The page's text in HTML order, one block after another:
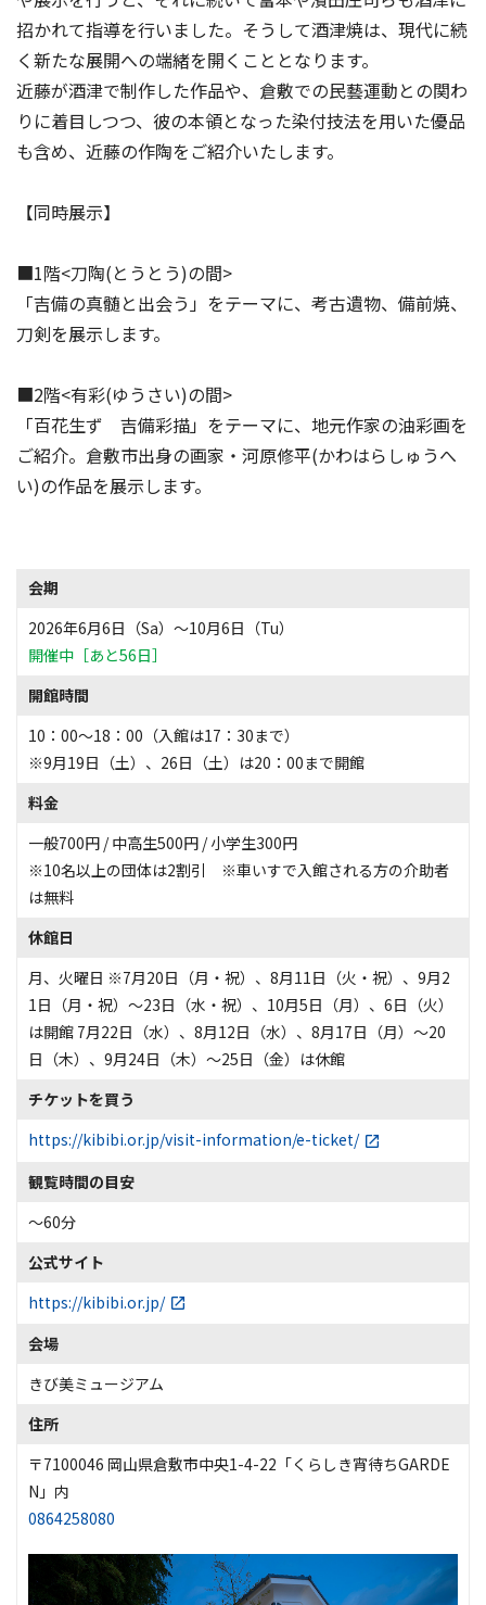
招かれて指導を行いました。そうして酒津焼は、現代に続
く新たな展開への端緒を開くこととなります。
近藤が酒津で制作した作品や、倉敷での民藝運動との関わ
りに着目しつつ、彼の本領となった染付技法を用いた優品
も含め、近藤の作陶をご紹介いたします。
【同時展示】
■1階<刀陶(とうとう)の間>
「吉備の真髄と出会う」をテーマに、考古遺物、備前焼、
刀剣を展示します。
■2階<有彩(ゆうさい)の間>
「百花生ず 吉備彩描」をテーマに、地元作家の油彩画を
ご紹介。倉敷市出身の画家・河原修平(かわはらしゅうへ
い)の作品を展示します。
会期
2026年6月6日（Sa）〜10月6日（Tu）
開催中［あと56日］
開館時間
10：00～18：00（入館は17：30まで）
※9月19日（土）、26日（土）は20：00まで開館
料金
一般700円 / 中高生500円 / 小学生300円
※10名以上の団体は2割引 ※車いすで入館される方の介助者
は無料
休館日
月、火曜日 ※7月20日（月・祝）、8月11日（火・祝）、9月2
1日（月・祝）～23日（水・祝）、10月5日（月）、6日（火）
は開館 7月22日（水）、8月12日（水）、8月17日（月）～20
日（木）、9月24日（木）～25日（金）は休館
チケットを買う
https://kibibi.or.jp/visit-information/e-ticket/
観覧時間の目安
～60分
公式サイト
https://kibibi.or.jp/
会場
きび美ミュージアム
住所
〒7100046 岡山県倉敷市中央1-4-22「くらしき宵待ちGARDE
N」内
0864258080